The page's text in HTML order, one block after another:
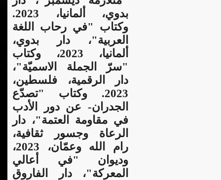
بدوي، ألمانيا، 2023.
وكتاب "في رحاب اللغة
العربية"، دار بدوي،
ألمانيا، 2023، وكتاب
"سرّ الجملة الاسميّة"،
دار الرقمية، فلسطين،
2023. وكتاب "تصدّع
الجدران- عن دور الأدب
في مقاومة العتمة"، دار
الرعاة وجسور ثقافية،
رام الله وعمّان، 2023،
وديوان "في أعالي
المعركة"، دار الفاروق